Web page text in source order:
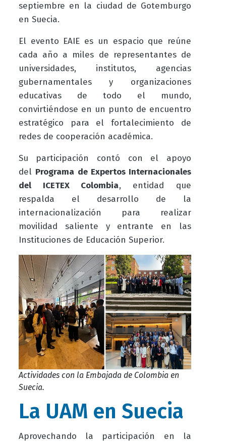
septiembre en la ciudad de Gotemburgo
en Suecia.
El evento EAIE es un espacio que reúne
cada año a miles de representantes de
universidades, institutos, agencias
gubernamentales y organizaciones
educativas de todo el mundo,
convirtiéndose en un punto de encuentro
estratégico para el fortalecimiento de
redes de cooperación académica.
Su participación contó con el apoyo
del Programa de Expertos Internacionales
del ICETEX Colombia, entidad que
respalda el desarrollo de la
internacionalización para realizar
movilidad saliente y entrante en las
Instituciones de Educación Superior.
Actividades con la Embajada de Colombia en
Suecia.
La UAM en Suecia
Aprovechando la participación en la